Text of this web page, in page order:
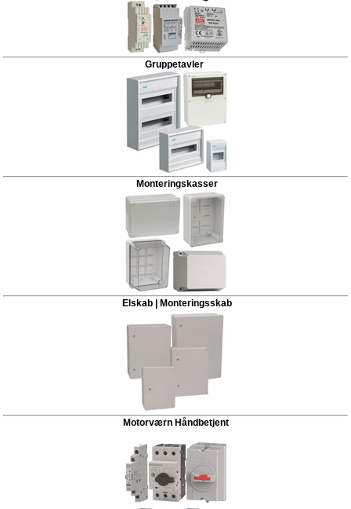
Gruppetavler
Monteringskasser
Elskab | Monteringsskab
Motorværn Håndbetjent